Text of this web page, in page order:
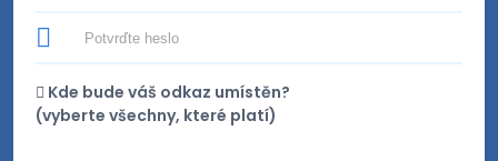
Kde bude váš odkaz umístěn?
(vyberte všechny, které platí)